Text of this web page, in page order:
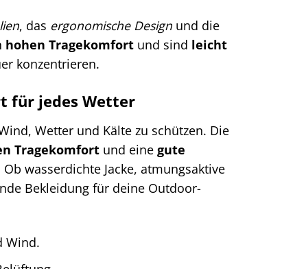
, das ergonomische Design und die
hohen Tragekomfort und sind leicht
konzentrieren.
für jedes Wetter
Wetter und Kälte zu schützen. Die
Tragekomfort und eine gute
wasserdichte Jacke, atmungsaktive
Bekleidung für deine Outdoor-
Wind.